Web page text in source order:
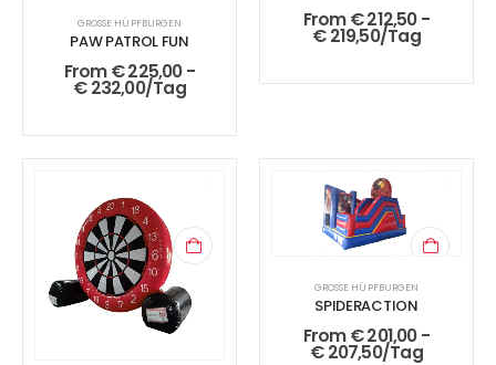
GROSSE HÜPFBURGEN
PAW PATROL FUN
From€225,00-
€232,00/Tag
From€212,50-
€219,50/Tag
GROSSE HÜPFBURGEN
SPIDERACTION
From€201,00-
€207,50/Tag